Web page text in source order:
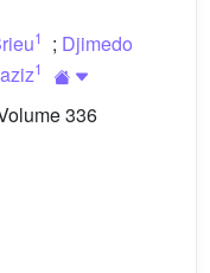
1 ; Djimedo
1
336